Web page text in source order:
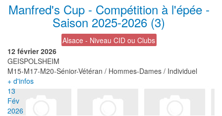
Manfred's Cup - Compétition à l'épée -
Saison 2025-2026 (3)
Alsace - Niveau CID ou Clubs
12 février 2026
GEISPOLSHEIM
M15-M17-M20-Sénior-Vétéran / Hommes-Dames / Individuel
+ d'infos
13
Fév
2026